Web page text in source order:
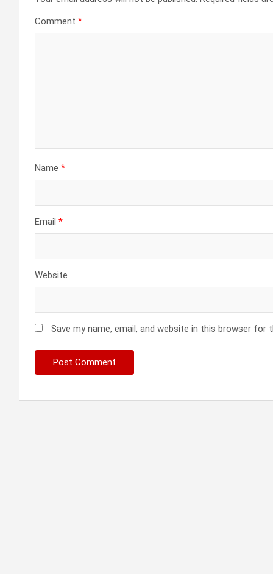
Comment *
Name *
Email *
Website
Save my name, email, and website in this browser for